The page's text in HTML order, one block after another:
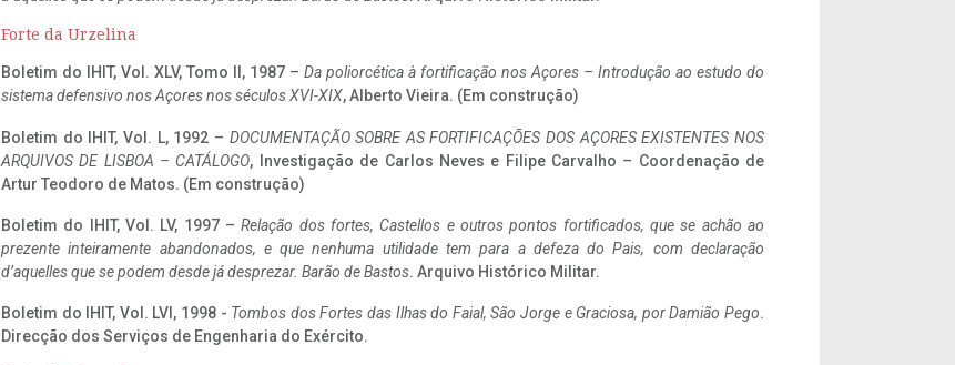
Forte da Urzelina
Boletim do IHIT, Vol. XLV, Tomo II, 1987 – Da poliorcética à fortificação nos Açores – Introdução ao estudo do
sistema defensivo nos Açores nos séculos XVI-XIX, Alberto Vieira. (Em construção)
Boletim do IHIT, Vol. L, 1992 – DOCUMENTAÇÃO SOBRE AS FORTIFICAÇÕES DOS AÇORES EXISTENTES NOS
ARQUIVOS DE LISBOA – CATÁLOGO, Investigação de Carlos Neves e Filipe Carvalho – Coordenação de
Artur Teodoro de Matos. (Em construção)
Boletim do IHIT, Vol. LV, 1997 –Relação dos fortes, Castellos e outros pontos fortificados, que se achão ao
prezente inteiramente abandonados, e que nenhuma utilidade tem para a defeza do Pais, com declaração
d’aquelles que se podem desde já desprezar. Barão de Bastos. Arquivo Histórico Militar.
Boletim do IHIT, Vol. LVI, 1998 - Tombos dos Fortes das Ilhas do Faial, São Jorge e Graciosa, por Damião Pego.
Direcção dos Serviços de Engenharia do Exército.